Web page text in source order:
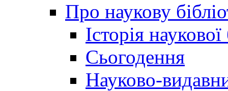
Про наукову
Історія
Сьогодення
Науково-